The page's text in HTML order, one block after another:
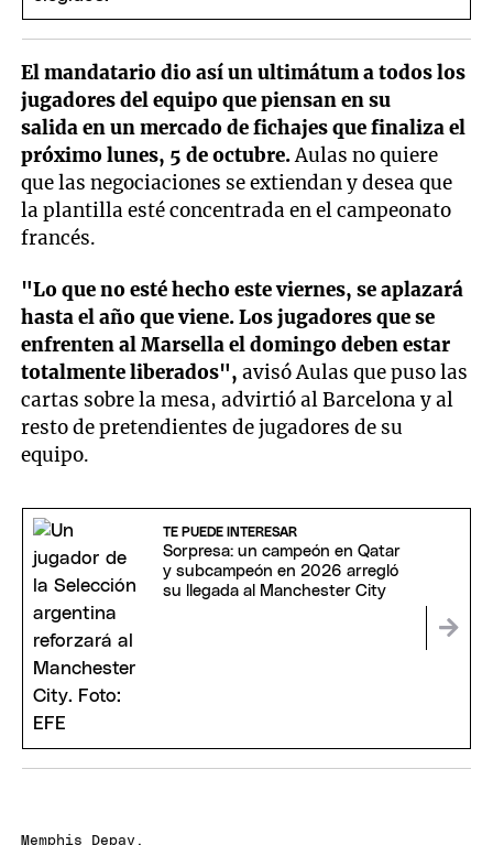
El mandatario dio así un ultimátum a todos los
jugadores del equipo que piensan en su
salida en un mercado de fichajes que finaliza el
próximo lunes, 5 de octubre.Aulas no quiere
que las negociaciones se extiendan y desea que
la plantilla esté concentrada en el campeonato
francés.
"Lo que no esté hecho este viernes, se aplazará
hasta el año que viene. Los jugadores que se
enfrenten al Marsella el domingo deben estar
totalmente liberados", avisó Aulas que puso las
cartas sobre la mesa, advirtió al Barcelona y al
resto de pretendientes de jugadores de su
equipo.
TE PUEDE INTERESAR
Sorpresa: un campeón en Qatar
y subcampeón en 2026 arregló
su llegada al Manchester City
Memphis Depay.